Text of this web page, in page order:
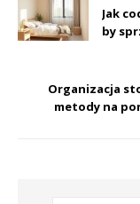
Jak
by
Organizacja
metody na